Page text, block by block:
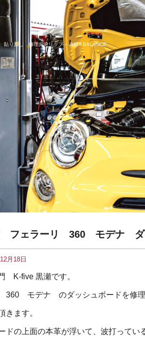
り直し 修理|RIPリップ – JUST BALANCE
フェラーリ 360 モデナ ダ
月18日
K-five 黒瀬です。
360 モデナ のダッシュボードを修理
きます。
ドの上面の本革が浮いて、波打ってい